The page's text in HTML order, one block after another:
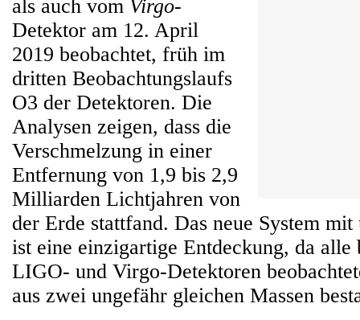
als auch vom Virgo-
Detektor am 12. April
2019 beobachtet, früh im
dritten Beobachtungslaufs
O3 der Detektoren. Die
Analysen zeigen, dass die
Verschmelzung in einer
Entfernung von 1,9 bis 2,9
Milliarden Lichtjahren von
der Erde stattfand. Das neue System
ist eine einzigartige Entdeckung, da alle
LIGO- und Virgo-Detektoren
aus zwei ungefähr gleichen Massen